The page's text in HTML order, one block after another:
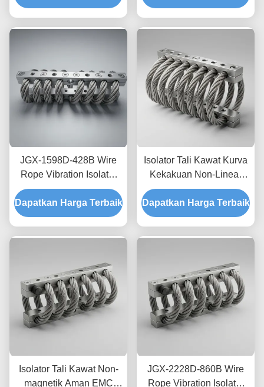
Baja Tahan Karat
Peredam untuk
JGX-1598D-428B Wire
Rope Vibration Isolator
Fungus Chemical
Washdown Resistant
Stainless Steel Isolation
Dapatkan Harga Terbaik
Isolator Tali Kawat Kurva
Kekakuan Non-Linear
JGX-2228D-665B
Pemasangan Semua
Logam Ramah
Dapatkan Harga Terbaik
Isolator Tali Kawat Non-
magnetik Aman EMC
JGX-2228D-860B Wire
Rope Vibration Isolator